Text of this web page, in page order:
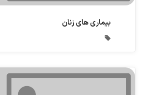
بیماری های زنان